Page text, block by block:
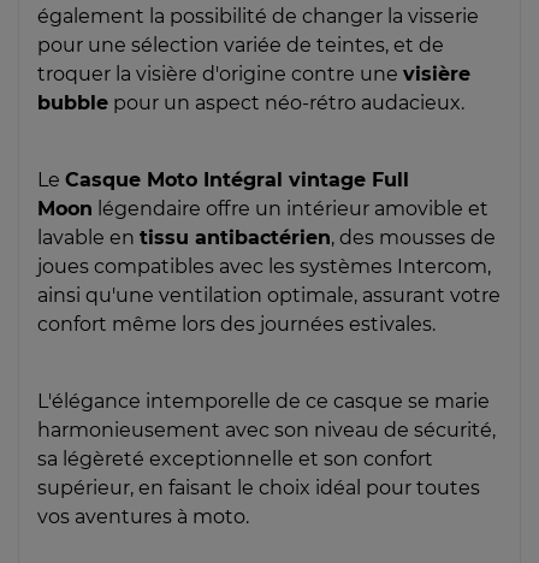
également la possibilité de changer la visserie
pour une sélection variée de teintes, et de
troquer la visière d'origine contre une visière
bubble pour un aspect néo-rétro audacieux.
Le Casque Moto Intégral vintage Full
Moon légendaire offre un intérieur amovible et
lavable en tissu antibactérien, des mousses de
joues compatibles avec les systèmes Intercom,
ainsi qu'une ventilation optimale, assurant votre
confort même lors des journées estivales.
L'élégance intemporelle de ce casque se marie
harmonieusement avec son niveau de sécurité,
sa légèreté exceptionnelle et son confort
supérieur, en faisant le choix idéal pour toutes
vos aventures à moto.